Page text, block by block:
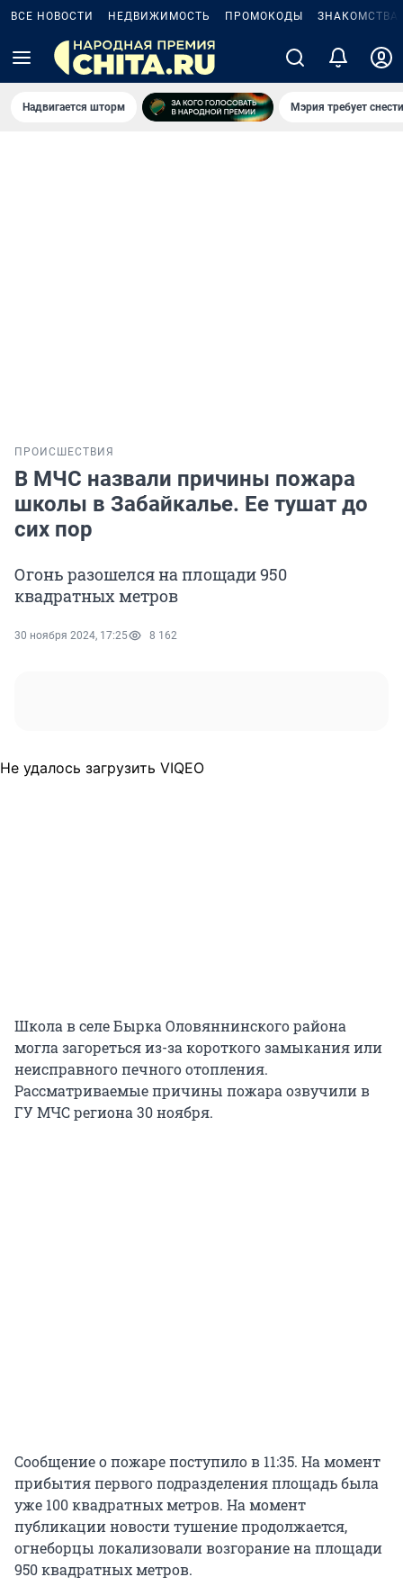
ВСЕ НОВОСТИ НЕДВИЖИМОСТЬ ПРОМОКОДЫ ЗНАКОМСТВА
Надвигается шторм Мэрия требует
ПРОИСШЕСТВИЯ
В МЧС назвали причины пожара
школы в Забайкалье. Ее тушат до
сих пор
Огонь разошелся на площади 950
квадратных метров
30 ноября 2024, 17:25 8 162
Не удалось загрузить VIQEO
Школа в селе Бырка Оловяннинского района
могла загореться из-за короткого замыкания или
неисправного печного отопления.
Рассматриваемые причины пожара озвучили в
ГУ МЧС региона 30 ноября.
Сообщение о пожаре поступило в 11:35. На момент
прибытия первого подразделения площадь была
уже 100 квадратных метров. На момент
публикации новости тушение продолжается,
огнеборцы локализовали возгорание на площади
950 квадратных метров.